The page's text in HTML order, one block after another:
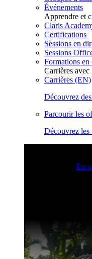
Événements
Apprendre et
Claris
Certifications
Sessions en
Sessions
Formations
Carrières
Carrières (EN)
Découvrez
Parcourir les
Découvrez les
En